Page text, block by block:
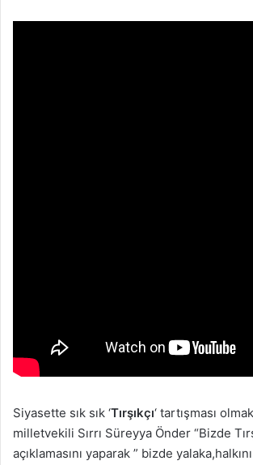
Siyasette sık sık ‘Tırşıkçı‘ tartışması
milletvekili Sırrı Süreyya Önder “Bizde
açıklamasını yaparak ” bizde